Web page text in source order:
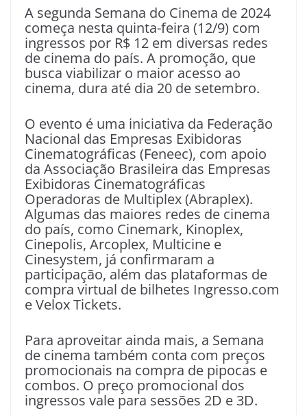
A segunda Semana do Cinema de 2024
começa nesta quinta-feira (12/9) com
ingressos por R$ 12 em diversas redes
de cinema do país. A promoção, que
busca viabilizar o maior acesso ao
cinema, dura até dia 20 de setembro.
O evento é uma iniciativa da Federação
Nacional das Empresas Exibidoras
Cinematográficas (Feneec), com apoio
da Associação Brasileira das Empresas
Exibidoras Cinematográficas
Operadoras de Multiplex (Abraplex).
Algumas das maiores redes de cinema
do país, como Cinemark, Kinoplex,
Cinepolis, Arcoplex, Multicine e
Cinesystem, já confirmaram a
participação, além das plataformas de
compra virtual de bilhetes Ingresso.com
e Velox Tickets.
Para aproveitar ainda mais, a Semana
de cinema também conta com preços
promocionais na compra de pipocas e
combos. O preço promocional dos
ingressos vale para sessões 2D e 3D.